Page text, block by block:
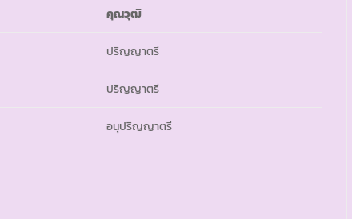
คุณวุฒิ
ปริญญาตรี
ปริญญาตรี
อนุปริญญาตรี